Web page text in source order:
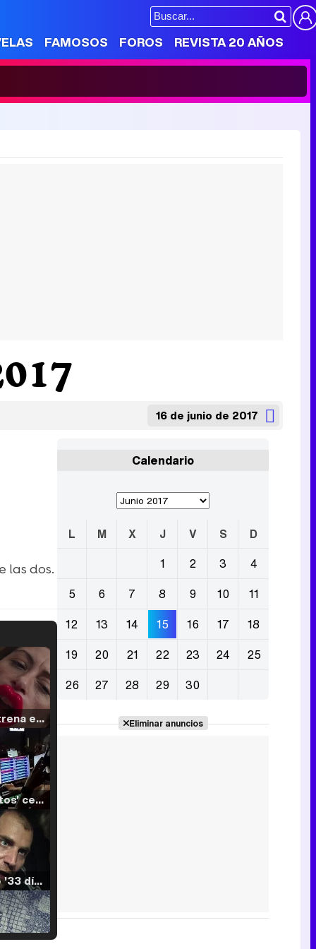
FAMOSOS FOROS REVISTA 20 AÑOS
16 de junio de 2017
las dos.
Filmin estrena el tráiler de 'Millennial Mal', su nueva comedia universitaria de la mano de Lorena Iglesias
'120 Minutos' celebra sus 2.000 programas en Telemadrid con un vídeo del día a día en la redacción
Tráiler de '33 días', la nueva serie de Atresplayer con Julián Villagrán y José Manuel Poga
Calendario
L M X J V S
D
1
2 3
4
5
6 7 8 9 10
11
12
13 14 15 16 17
18
19
20 21 22 23 24
25
26
27 28 29 30
Eliminar anuncios